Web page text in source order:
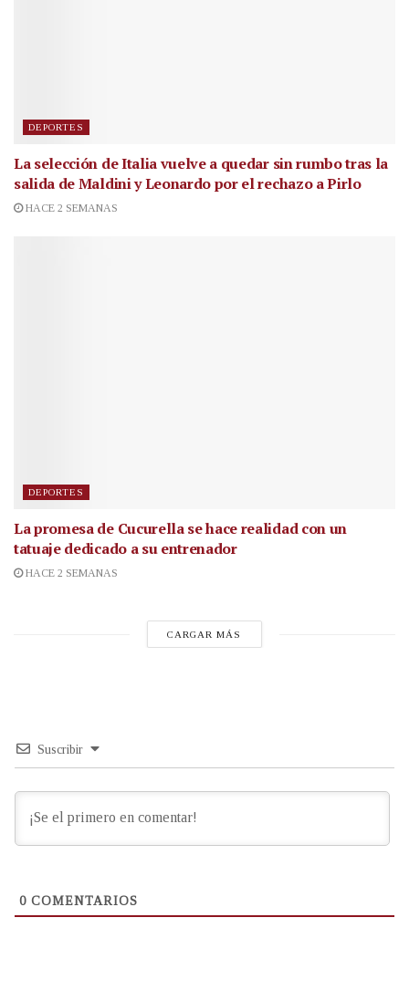
DEPORTES
La selección de Italia vuelve a quedar sin rumbo tras la
salida de Maldini y Leonardo por el rechazo a Pirlo
HACE 2 SEMANAS
DEPORTES
La promesa de Cucurella se hace realidad con un
tatuaje dedicado a su entrenador
HACE 2 SEMANAS
CARGAR MÁS
Suscribir
0 COMENTARIOS